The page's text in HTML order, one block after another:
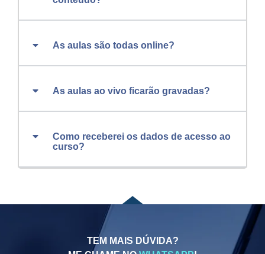
As aulas são todas online?
As aulas ao vivo ficarão gravadas?
Como receberei os dados de acesso ao
curso?
TEM MAIS DÚVIDA?